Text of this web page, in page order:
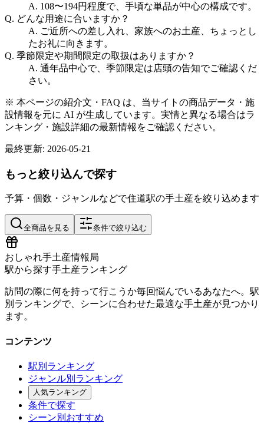
A. 108〜194円程度で、手頃な単品が中心の構成です。
Q. どんな用途に合いますか？
A. ご近所への差し入れ、家族へのお土産、ちょっとし
たお礼に向きます。
Q. 季節限定や期間限定の取扱はありますか？
A. 通年品中心で、季節限定は店頭の告知でご確認くだ
さい。
※ 本ページの紹介文・FAQ は、当サイトの商品データ・施
設情報を元に AI が生成しています。実情と異なる場合はラ
ンキング・施設詳細の最新情報をご確認ください。
最終更新: 2026-05-21
もっと絞り込んで探す
予算・個数・ジャンルなどで住道駅の手土産を絞り込めます
全商品を見る 条件で絞り込む
おしゃれ手土産情報局
駅から探す手土産ランキング
訪問の際に何を持って行こうか毎回悩んでいるあなたへ。駅
別ランキングで、シーンに合わせた最適な手土産が見つかり
ます。
コンテンツ
駅別ランキング
ジャンル別ランキング
人気ランキング
条件で探す
シーン別おすすめ